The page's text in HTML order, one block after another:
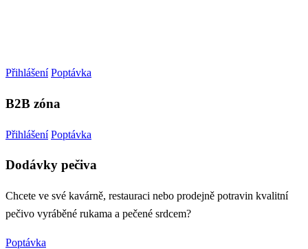
Přihlášení Poptávka
B2B zóna
Přihlášení Poptávka
Dodávky pečiva
Chcete ve své kavárně, restauraci nebo prodejně potravin kvalitní
pečivo vyráběné rukama a pečené srdcem?
Poptávka